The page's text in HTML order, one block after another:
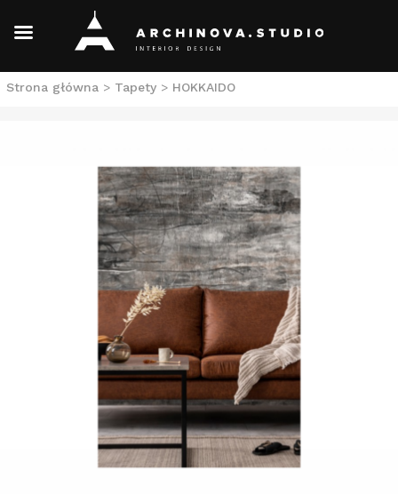
Skip
Strona główna > Tapety > HOKKAIDO